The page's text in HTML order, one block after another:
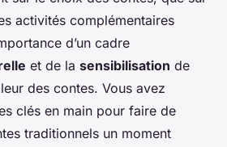
activités complémentaires
d’un cadre
et de la sensibilisation de
des contes. Vous avez
clés en main pour faire de
traditionnels un moment